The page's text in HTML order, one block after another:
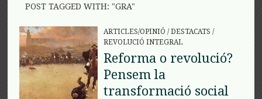
POST TAGGED WITH: "GRA"
ARTICLES/OPINIÓ /DESTACATS /
REVOLUCIÓ INTEGRAL
Reforma o revolució?
Pensem la
transformació social